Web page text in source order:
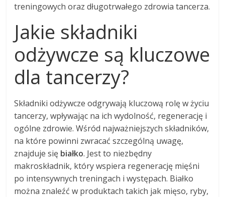
treningowych oraz długotrwałego zdrowia tancerza.
Jakie składniki
odżywcze są kluczowe
dla tancerzy?
Składniki odżywcze odgrywają kluczową rolę w życiu
tancerzy, wpływając na ich wydolność, regenerację i
ogólne zdrowie. Wśród najważniejszych składników,
na które powinni zwracać szczególną uwagę,
znajduje się białko. Jest to niezbędny
makroskładnik, który wspiera regenerację mięśni
po intensywnych treningach i występach. Białko
można znaleźć w produktach takich jak mięso, ryby,